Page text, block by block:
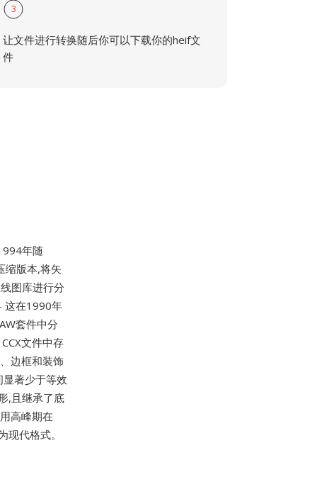
3
让文件进行转换随后你可以下载你的heif文
件
年随
缩版本,将矢
图库进行分
这在1990年
套件中分
文件中存
边框和装饰
著少于等效
,且继承了底
高峰期在
现代格式。